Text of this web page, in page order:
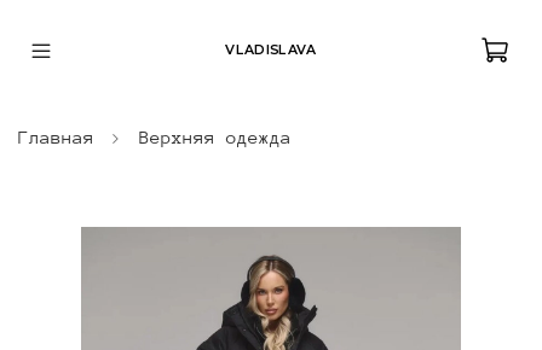
VLADISLAVA
Главная Верхняя одежда